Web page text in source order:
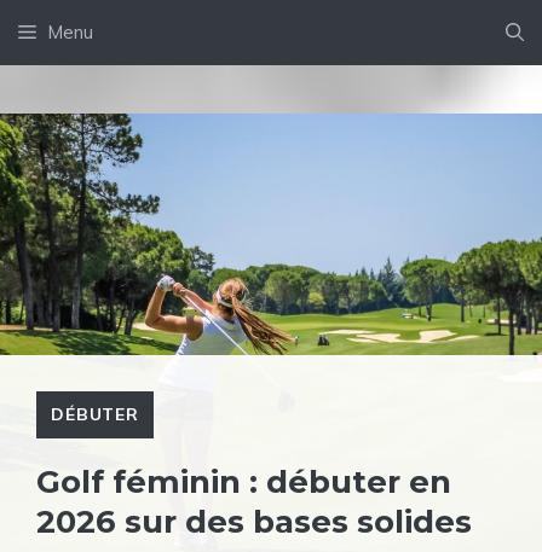
Menu
DÉBUTER
Golf féminin : débuter en
2026 sur des bases solides